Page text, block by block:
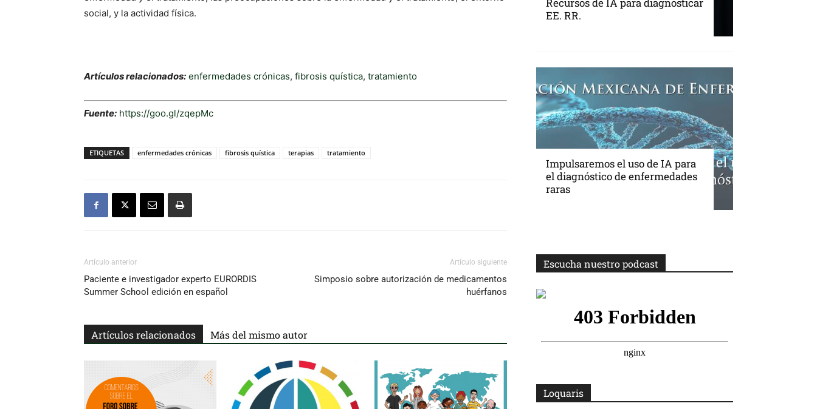
social, y la actividad física.
Artículos relacionados: enfermedades crónicas, fibrosis quística, tratamiento
Fuente: https://goo.gl/zqepMc
ETIQUETAS enfermedades crónicas fibrosis quística terapias tratamiento
Artículo anterior
Paciente e investigador experto EURORDIS
Summer School edición en español
Artículo siguiente
Simposio sobre autorización de medicamentos
huérfanos
Artículos relacionados Más del mismo autor
EE. RR.
Impulsaremos el uso de IA para
el diagnóstico de enfermedades
raras
Escucha nuestro podcast
Loquaris